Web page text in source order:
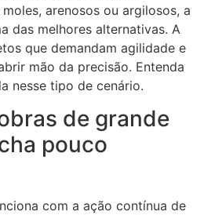
arenosos ou argilosos, a
das melhores alternativas. A
que demandam agilidade e
mão da precisão. Entenda
nesse tipo de cenário.
de grande
pouco
com a ação contínua de